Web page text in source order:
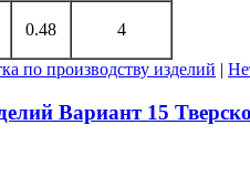
0.48 4
по производству изделий |
Вариант 15